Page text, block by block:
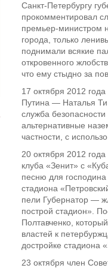
Санкт-Петербургу
прокомментировал
премьер-министром
города, только
поднимали всякие
откровенного
что ему стыдно за
17 октября 2012
Путина — Наталья
служба
альтернативные
частности, с
20 октября 2012
клуба «Зенит» с
песню для господина
стадиона
пели Губернатор —
построй стадион».
Полтавченко,
властей к
достройке стадиона
23 октября член